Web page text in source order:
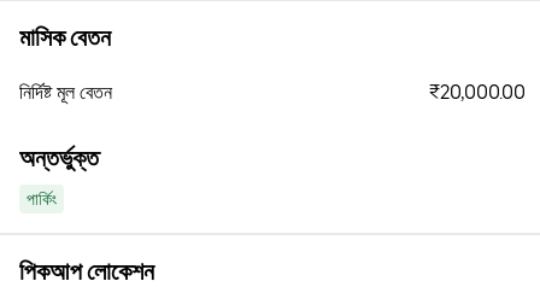
মাসিক বেতন
নির্দিষ্ট মূল বেতন ₹20,000.00
অন্তর্ভুক্ত
পার্কিং
পিকআপ লোকেশন